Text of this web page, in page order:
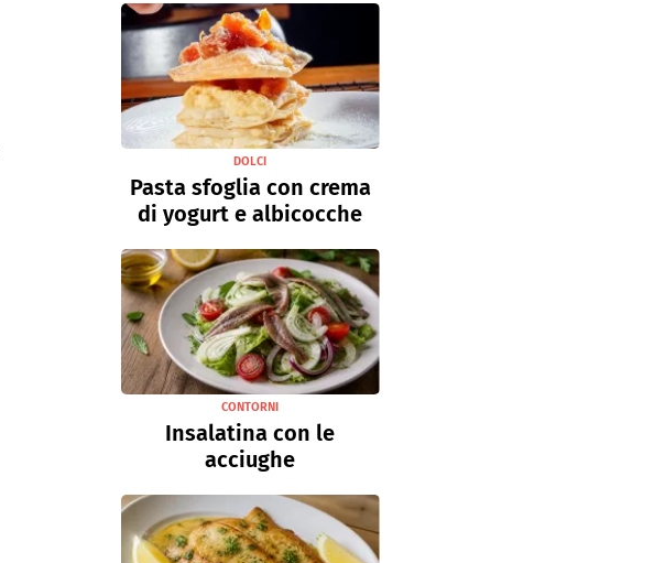
DOLCI
Pasta sfoglia con crema
di yogurt e albicocche
CONTORNI
Insalatina con le
acciughe